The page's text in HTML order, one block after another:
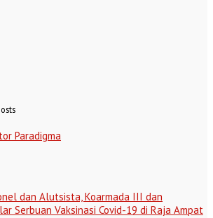
Paradigma
dan Alutsista, Koarmada III dan
Serbuan Vaksinasi Covid-19 di Raja Ampat